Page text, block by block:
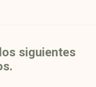
siguientes